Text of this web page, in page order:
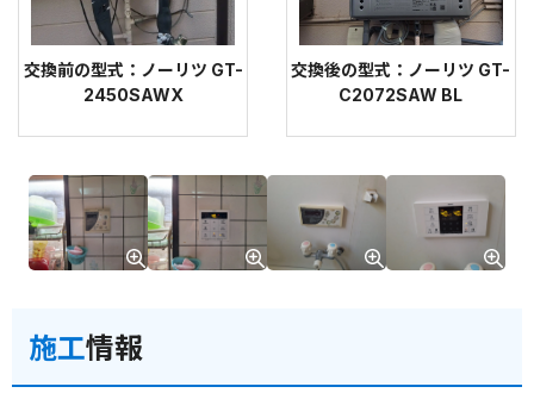
交換前の型式：ノーリツ GT-
2450SAWX
交換後の型式：ノーリツ GT-
C2072SAW BL
施工情報